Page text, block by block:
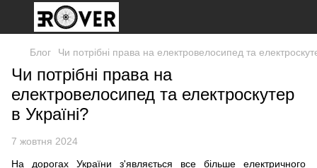
Блог Чи потрібні права на електровелосипед та
Чи потрібні права на
електровелосипед та електроскутер
в Україні?
7 жовтня 2024
На дорогах України з'являється все більше електричного